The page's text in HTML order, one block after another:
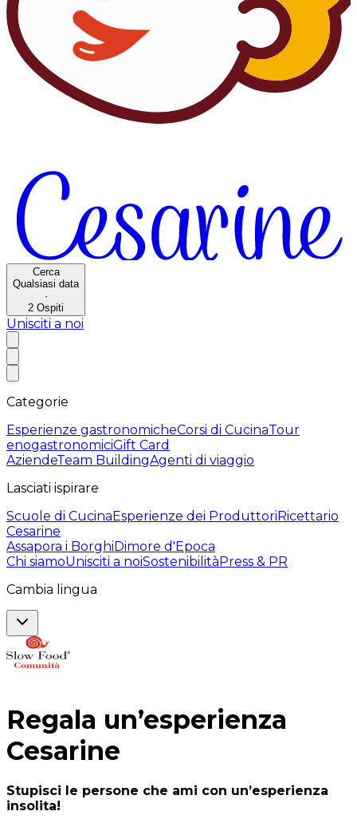
Cerca
Qualsiasi data
·
2 Ospiti
Unisciti a noi
Categorie
Esperienze gastronomicheCorsi di CucinaTour
enogastronomiciGift Card
AziendeTeam BuildingAgenti di viaggio
Lasciati ispirare
Scuole di CucinaEsperienze dei ProduttoriRicettario
Cesarine
Assapora i BorghiDimore d'Epoca
Chi siamoUnisciti a noiSostenibilitàPress & PR
Cambia lingua
Regala un’esperienza
Cesarine
Stupisci le persone che ami con un’esperienza
insolita!